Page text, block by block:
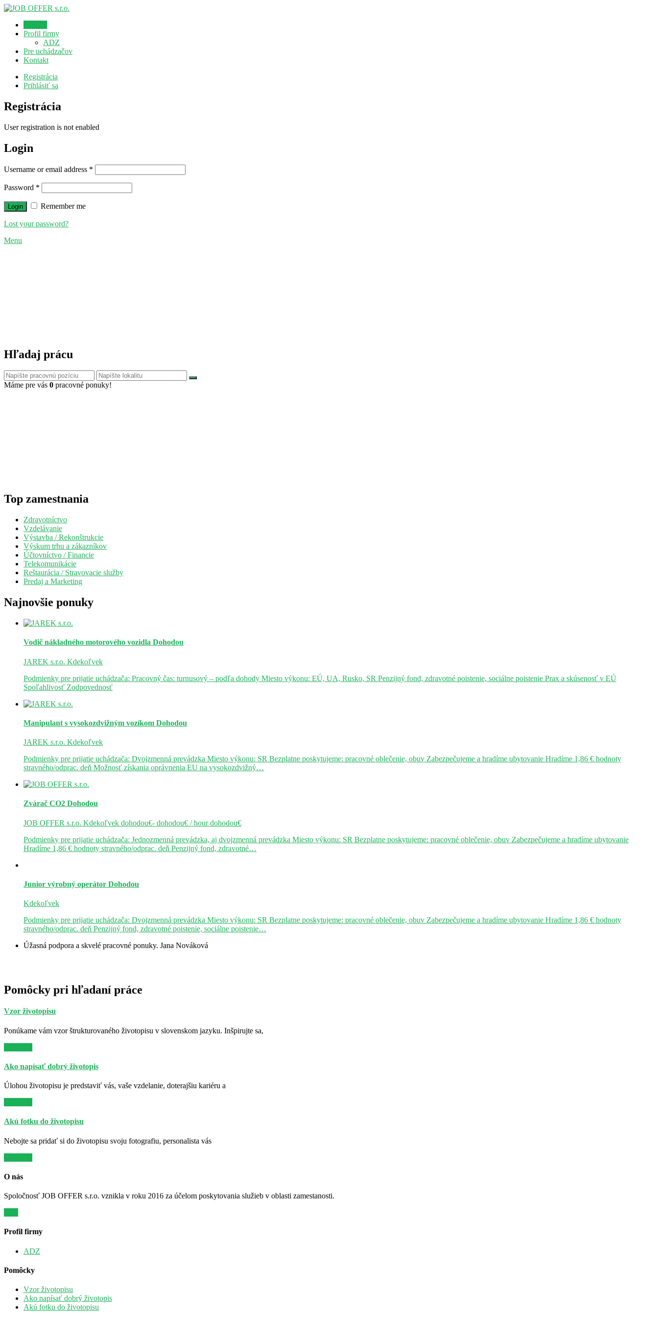
Profil firmy
ADZ
Pre uchádzačov
Kontakt
Registrácia
Prihlásiť sa
Registrácia
User registration is not enabled
Login
Username or email address *
Password *
Remember me
Lost your password?
Menu
Hľadaj prácu
Máme pre vás 0 pracovné ponuky!
Top zamestnania
Zdravotníctvo
Vzdelávanie
Výstavba / Rekonštrukcie
Výskum trhu a zákazníkov
Účtovníctvo / Financie
Telekomunikácie
Reštaurácia / Stravovacie služby
Predaj a Marketing
Najnovšie ponuky
Vodič nákladného motorového vozidla Dohodou
JAREK s.r.o. Kdekoľvek
Podmienky pre prijatie uchádzača: Pracovný čas: turnusový – podľa dohody Miesto výkonu: EÚ, UA, Rusko, SR Penzijný fond, zdravotné poistenie, sociálne poistenie Prax a skúsenosť v EÚ
Spoľahlivosť Zodpovednosť
Manipulant s vysokozdvižným vozíkom Dohodou
JAREK s.r.o. Kdekoľvek
Podmienky pre prijatie uchádzača: Dvojzmenná prevádzka Miesto výkonu: SR Bezplatne poskytujeme: pracovné oblečenie, obuv Zabezpečujeme a hradíme ubytovanie Hradíme 1,86 € hodnoty
stravného/odprac. deň Možnosť získania oprávnenia EU na vysokozdvižný…
Zvárač CO2 Dohodou
JOB OFFER s.r.o. Kdekoľvek dohodou€- dohodou€ / hourdohodou€
Podmienky pre prijatie uchádzača: Jednozmenná prevádzka, aj dvojzmenná prevádzka Miesto výkonu: SR Bezplatne poskytujeme: pracovné oblečenie, obuv Zabezpečujeme a hradíme ubytovanie
Hradíme 1,86 € hodnoty stravného/odprac. deň Penzijný fond, zdravotné…
Junior výrobný operátor Dohodou
Kdekoľvek
Podmienky pre prijatie uchádzača: Dvojzmenná prevádzka Miesto výkonu: SR Bezplatne poskytujeme: pracovné oblečenie, obuv Zabezpečujeme a hradíme ubytovanie Hradíme 1,86 € hodnoty
stravného/odprac. deň Penzijný fond, zdravotné poistenie, sociálne poistenie…
Úžasná podpora a skvelé pracovné ponuky. Jana Nováková
Pomôcky pri hľadaní práce
Vzor životopisu
Ponúkame vám vzor štrukturovaného životopisu v slovenskom jazyku. Inšpirujte sa,
Ako napísať dobrý životopis
Úlohou životopisu je predstaviť vás, vaše vzdelanie, doterajšiu kariéru a
Akú fotku do životopisu
Nebojte sa pridať si do životopisu svoju fotografiu, personalista vás
O nás
Spoločnosť JOB OFFER s.r.o. vznikla v roku 2016 za účelom poskytovania služieb v oblasti zamestanosti.
Profil firmy
ADZ
Pomôcky
Vzor životopisu
Ako napísať dobrý životopis
Akú fotku do životopisu